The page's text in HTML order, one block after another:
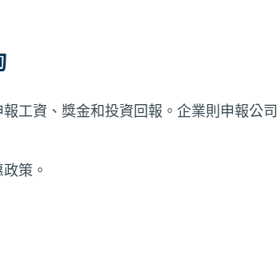
工資、獎金和投資回報。企業則申報公司
策。